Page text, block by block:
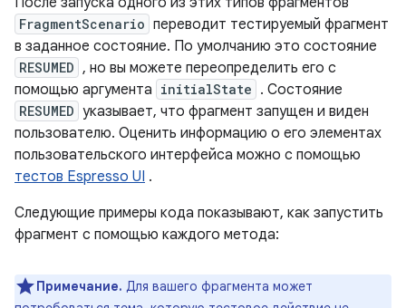
FragmentScenario переводит тестируемый фрагмент
в заданное состояние. По умолчанию это состояние
RESUMED , но вы можете переопределить его с
помощью аргумента initialState . Состояние
RESUMED указывает, что фрагмент запущен и виден
пользователю. Оценить информацию о его элементах
пользовательского интерфейса можно с помощью
тестов Espresso UI .
Следующие примеры кода показывают, как запустить
фрагмент с помощью каждого метода:
Примечание. Для вашего фрагмента может